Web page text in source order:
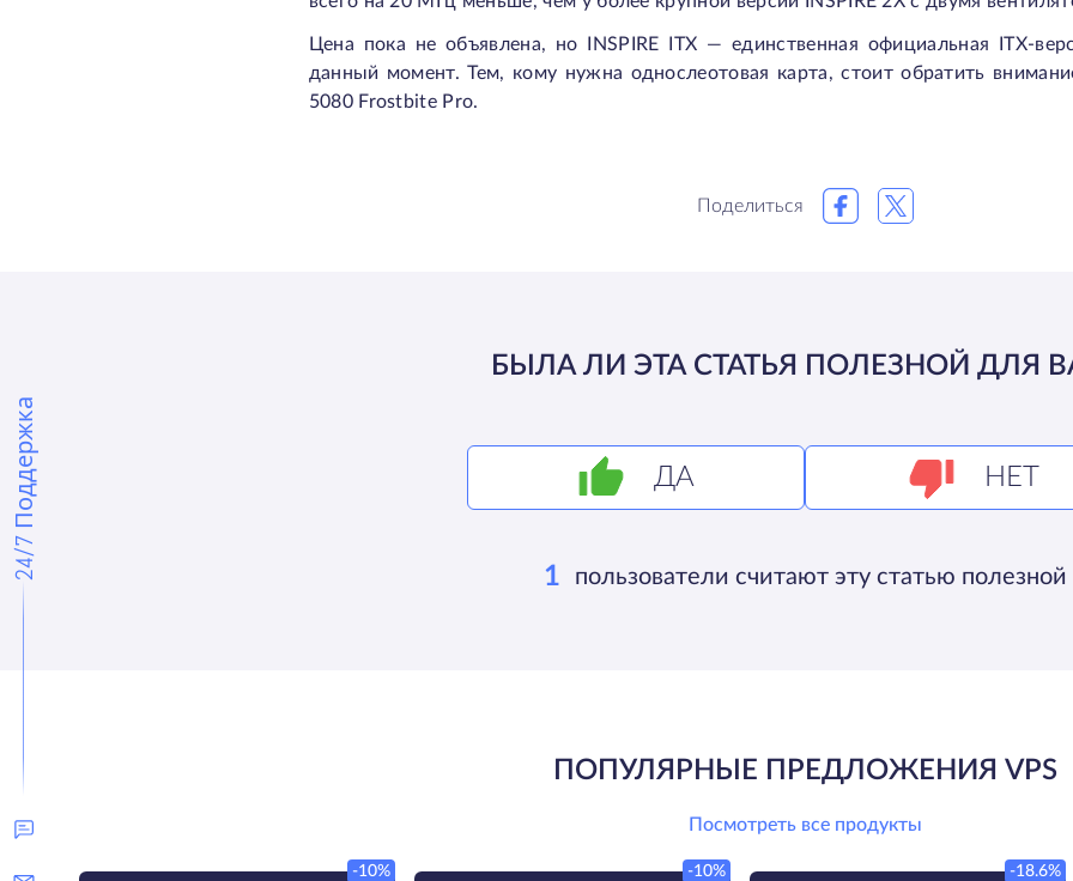
24/7 Поддержка
Цена пока не объявлена, но INSPIRE ITX — единственная официальная ITX-
данный момент. Тем, кому нужна однослеотовая карта, стоит обратить
5080 Frostbite Pro.
Поделиться
БЫЛА ЛИ ЭТА СТАТЬЯ ПОЛЕЗНОЙ ДЛЯ
ДА НЕТ
1 пользователи считают эту статью полезной
ПОПУЛЯРНЫЕ ПРЕДЛОЖЕНИЯ VPS
Посмотреть все продукты
-10% -10% -18.6%